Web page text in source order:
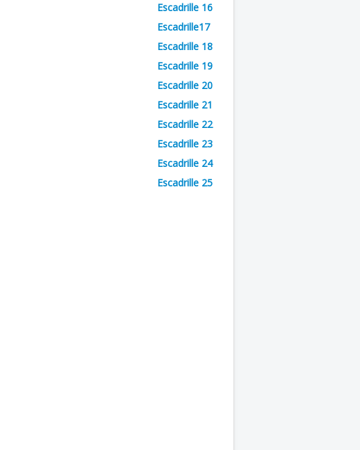
Escadrille 16
Escadrille17
Escadrille 18
Escadrille 19
Escadrille 20
Escadrille 21
Escadrille 22
Escadrille 23
Escadrille 24
Escadrille 25